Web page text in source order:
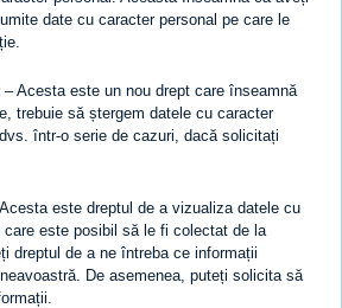
date cu caracter personal pe care le
– Acesta este un nou drept care înseamnă
trebuie să ștergem datele cu caracter
într-o serie de cazuri, dacă solicitați
este dreptul de a vizualiza datele cu
care este posibil să le fi colectat de la
dreptul de a ne întreba ce informații
De asemenea, puteți solicita să